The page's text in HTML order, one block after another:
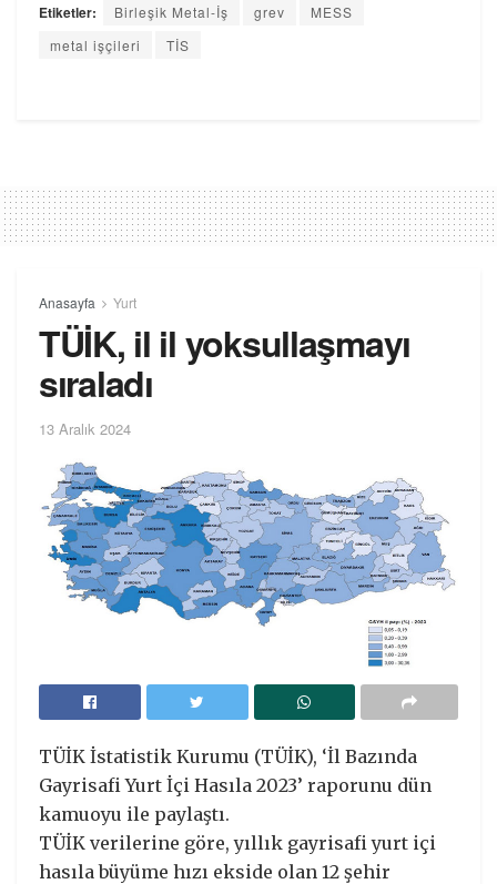
Etiketler: Birleşik Metal-İş grev
MESS
metal işçileri
TİS
Anasayfa Yurt
TÜİK, il il yoksullaşmayı
sıraladı
13 Aralık 2024
TÜİK İstatistik Kurumu (TÜİK), ‘İl Bazında
Gayrisafi Yurt İçi Hasıla 2023’ raporunu dün
kamuoyu ile paylaştı.
TÜİK verilerine göre, yıllık gayrisafi yurt içi
hasıla büyüme hızı ekside olan 12 şehir